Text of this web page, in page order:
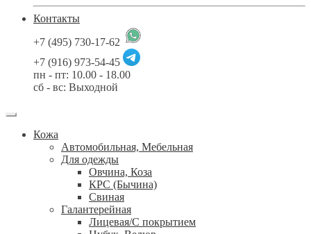
Контакты
+7 (495) 730-17-62
+7 (916) 973-54-45
пн - пт: 10.00 - 18.00
сб - вс: Выходной
Кожа
Автомобильная, Мебельная
Для одежды
Овчина, Коза
КРС (Бычина)
Свиная
Галантерейная
Лицевая/С покрытием